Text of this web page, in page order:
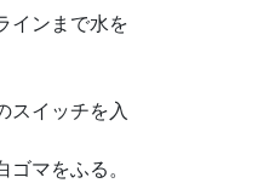
インまで水を
スイッチを入
マをふる。